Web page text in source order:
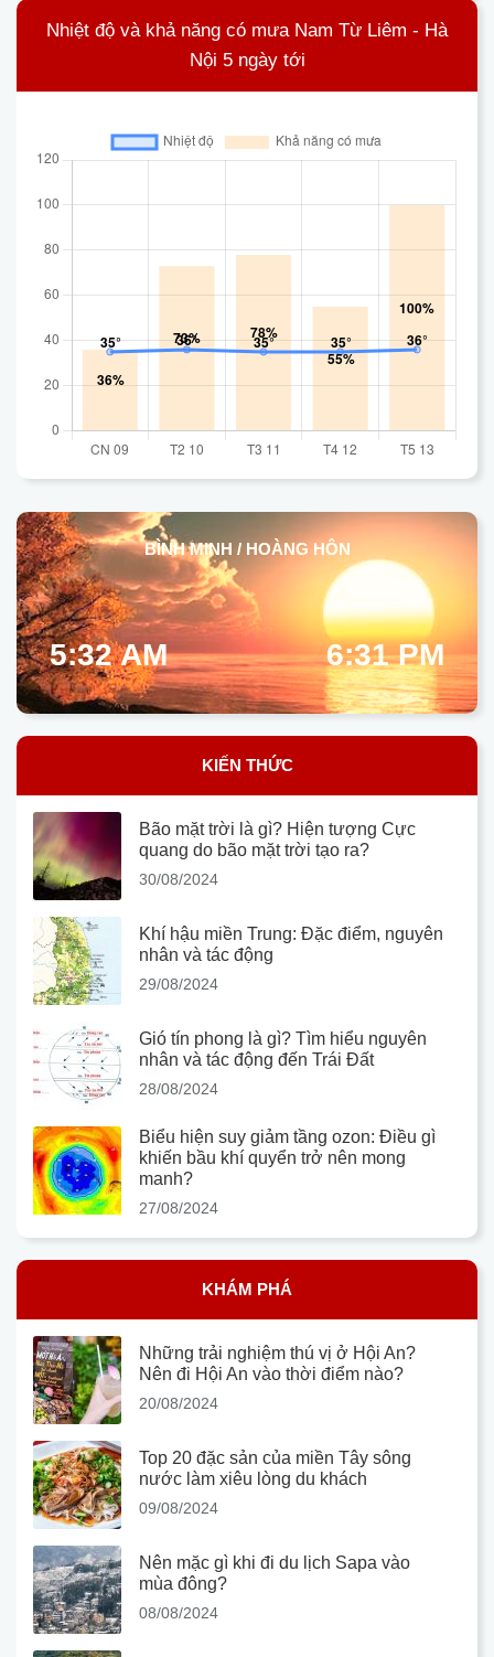
Nhiệt độ và khả năng có mưa Nam Từ Liêm - Hà
Nội 5 ngày tới
BÌNH MINH / HOÀNG HÔN
5:32 AM 6:31 PM
KIẾN THỨC
Bão mặt trời là gì? Hiện tượng Cực
quang do bão mặt trời tạo ra?
30/08/2024
Khí hậu miền Trung: Đặc điểm, nguyên
nhân và tác động
29/08/2024
Gió tín phong là gì? Tìm hiểu nguyên
nhân và tác động đến Trái Đất
28/08/2024
Biểu hiện suy giảm tầng ozon: Điều gì
khiến bầu khí quyển trở nên mong
manh?
27/08/2024
KHÁM PHÁ
Những trải nghiệm thú vị ở Hội An?
Nên đi Hội An vào thời điểm nào?
20/08/2024
Top 20 đặc sản của miền Tây sông
nước làm xiêu lòng du khách
09/08/2024
Nên mặc gì khi đi du lịch Sapa vào
mùa đông?
08/08/2024